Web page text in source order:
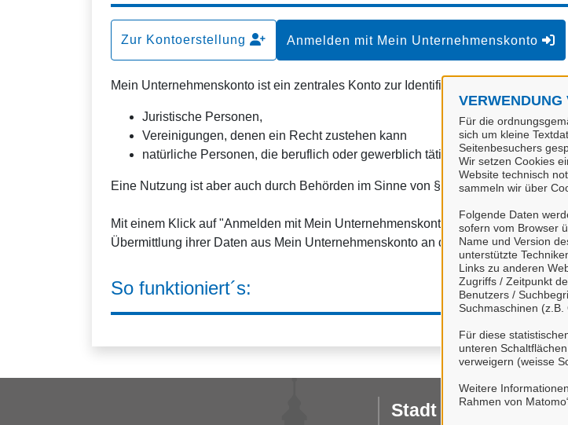
VERWENDUNG
Für die
sich um kleine
Seitenbesuchers
Wir setzen Cookies
Website technisch
sammeln wir über
Folgende Daten
sofern vom Browser
Name und Version
unterstützte
Links zu anderen
Zugriffs / Zeitpunkt
Benutzers /
Suchmaschinen (z.B.
Für diese
unteren
verweigern (weisse
Weitere
Rahmen von
Anmelden mit Mein Unternehmenskonto
Zur Kontoerstellung
Mein Unternehmenskonto ist ein zentrales Konto zur Identifizierung von
Juristische Personen,
Vereinigungen, denen ein Recht zustehen kann
natürliche Personen, die beruflich oder gewerblich tätig sind.
Eine Nutzung ist aber auch durch Behörden im Sinne von § 1 Abs. 4
Mit einem Klick auf "Anmelden mit Mein Unternehmenskonto" haben Sie die
Übermittlung ihrer Daten aus Mein Unternehmenskonto an das Serviceportal
So funktioniert´s:
Stadt Celle